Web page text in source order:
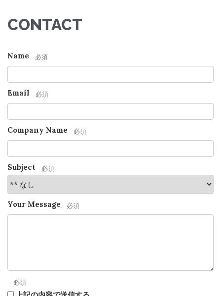
CONTACT
Name 必須
Email 必須
Company Name 必須
Subject 必須
Your Message 必須
必須